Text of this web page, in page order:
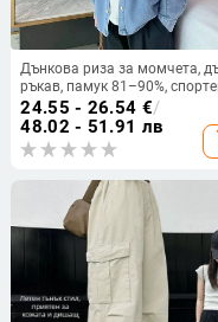
Дънкова риза за момчета,
ръкав, памук 81–90%,
стил, пролет и есен
24.55 - 26.54 €/
48.02 - 51.91 лв